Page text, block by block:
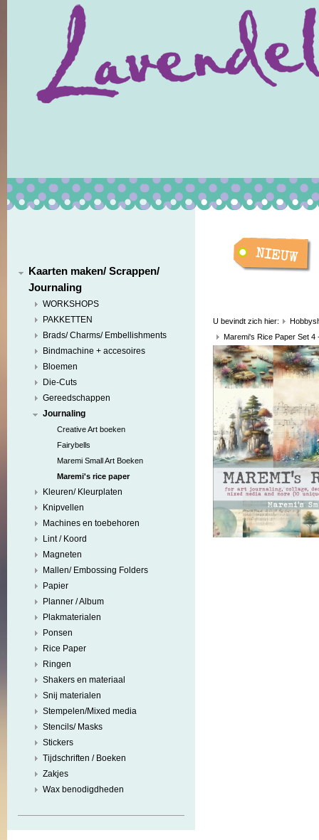
Kaarten maken/ Scrappen/
Journaling
WORKSHOPS
PAKKETTEN
Brads/ Charms/ Embellishments
Bindmachine + accesoires
Bloemen
Die-Cuts
Gereedschappen
Journaling
Creative Art boeken
Fairybells
Maremi Small Art Boeken
Maremi's rice paper
Kleuren/ Kleurplaten
Knipvellen
Machines en toebehoren
Lint / Koord
Magneten
Mallen/ Embossing Folders
Papier
Planner / Album
Plakmaterialen
Ponsen
Rice Paper
Ringen
Shakers en materiaal
Snij materialen
Stempelen/Mixed media
Stencils/ Masks
Stickers
Tijdschriften / Boeken
Zakjes
Wax benodigdheden
U bevindt zich hier:
Maremi's Rice Paper Set 4